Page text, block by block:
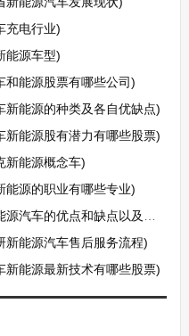
充电行业)
能源车型)
和能源股票有哪些公司)
能源的种类及各自优缺点)
能源股有潜力有哪些股票)
新能源概念车)
能源的职业有哪些专业)
的优点和缺点以及发展前景)
新能源汽车售后服务流程)
能源最新技术有哪些股票)